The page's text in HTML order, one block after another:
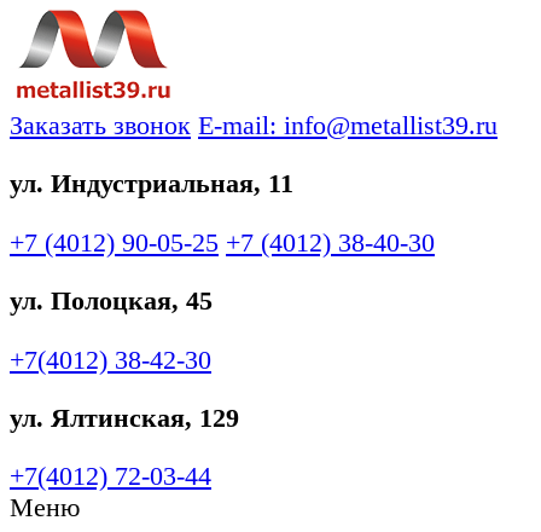
Заказать звонок E-mail: info@metallist39.ru
ул. Индустриальная, 11
+7 (4012) 90-05-25 +7 (4012) 38-40-30
ул. Полоцкая, 45
+7(4012) 38-42-30
ул. Ялтинская, 129
+7(4012) 72-03-44
Меню